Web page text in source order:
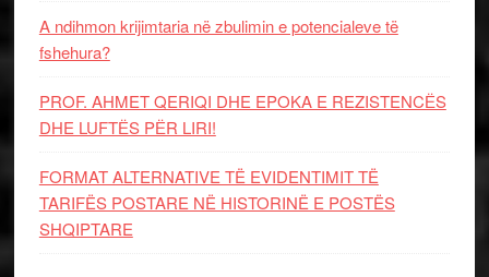
A ndihmon krijimtaria në zbulimin e potencialeve të
fshehura?
PROF. AHMET QERIQI DHE EPOKA E REZISTENCЁS
DHE LUFTЁS PЁR LIRI!
FORMAT ALTERNATIVE TË EVIDENTIMIT TË
TARIFËS POSTARE NË HISTORINË E POSTËS
SHQIPTARE